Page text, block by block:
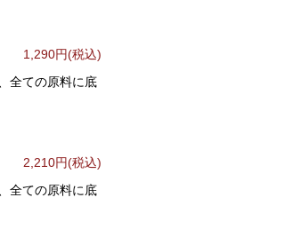
1,290円(税込)
全ての原料に底
2,210円(税込)
全ての原料に底